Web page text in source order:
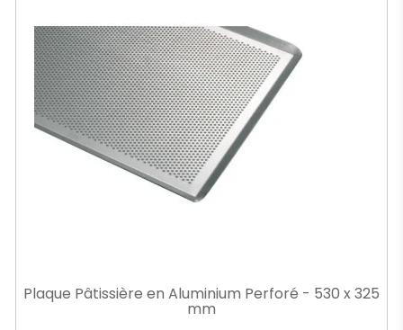
Plaque Pâtissière en Aluminium Perforé - 530 x 325
mm